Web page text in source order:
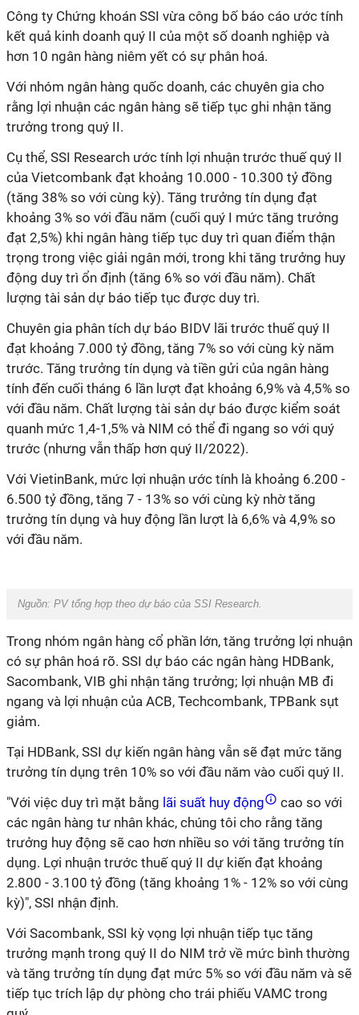
Công ty Chứng khoán SSI vừa công bố báo cáo ước tính
kết quả kinh doanh quý II của một số doanh nghiệp và
hơn 10 ngân hàng niêm yết có sự phân hoá.
Với nhóm ngân hàng quốc doanh, các chuyên gia cho
rằng lợi nhuận các ngân hàng sẽ tiếp tục ghi nhận tăng
trưởng trong quý II.
Cụ thể, SSI Research ước tính lợi nhuận trước thuế quý II
của Vietcombank đạt khoảng 10.000 - 10.300 tỷ đồng
(tăng 38% so với cùng kỳ). Tăng trưởng tín dụng đạt
khoảng 3% so với đầu năm (cuối quý I mức tăng trưởng
đạt 2,5%) khi ngân hàng tiếp tục duy trì quan điểm thận
trọng trong việc giải ngân mới, trong khi tăng trưởng huy
động duy trì ổn định (tăng 6% so với đầu năm). Chất
lượng tài sản dự báo tiếp tục được duy trì.
Chuyên gia phân tích dự báo BIDV lãi trước thuế quý II
đạt khoảng 7.000 tỷ đồng, tăng 7% so với cùng kỳ năm
trước. Tăng trưởng tín dụng và tiền gửi của ngân hàng
tính đến cuối tháng 6 lần lượt đạt khoảng 6,9% và 4,5% so
với đầu năm. Chất lượng tài sản dự báo được kiểm soát
quanh mức 1,4-1,5% và NIM có thể đi ngang so với quý
trước (nhưng vẫn thấp hơn quý II/2022).
Với VietinBank, mức lợi nhuận ước tính là khoảng 6.200 -
6.500 tỷ đồng, tăng 7 - 13% so với cùng kỳ nhờ tăng
trưởng tín dụng và huy động lần lượt là 6,6% và 4,9% so
với đầu năm.
Nguồn: PV tổng hợp theo dự báo của SSI Research.
Trong nhóm ngân hàng cổ phần lớn, tăng trưởng lợi nhuận
có sự phân hoá rõ. SSI dự báo các ngân hàng HDBank,
Sacombank, VIB ghi nhận tăng trưởng; lợi nhuận MB đi
ngang và lợi nhuận của ACB, Techcombank, TPBank sụt
giảm.
Tại HDBank, SSI dự kiến ngân hàng vẫn sẽ đạt mức tăng
trưởng tín dụng trên 10% so với đầu năm vào cuối quý II.
"Với việc duy trì mặt bằng lãi suất huy động
cao so với
các ngân hàng tư nhân khác, chúng tôi cho rằng tăng
trưởng huy động sẽ cao hơn nhiều so với tăng trưởng tín
dụng. Lợi nhuận trước thuế quý II dự kiến đạt khoảng
2.800 - 3.100 tỷ đồng (tăng khoảng 1% - 12% so với cùng
kỳ)", SSI nhận định.
Với Sacombank, SSI kỳ vọng lợi nhuận tiếp tục tăng
trưởng mạnh trong quý II do NIM trở về mức bình thường
và tăng trưởng tín dụng đạt mức 5% so với đầu năm và sẽ
tiếp tục trích lập dự phòng cho trái phiếu VAMC trong